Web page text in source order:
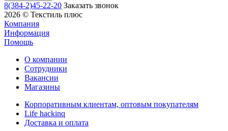
8(384-2)45-22-20 Заказать звонок
2026 © Текстиль плюс
Компания
Информация
Помощь
О компании
Сотрудники
Вакансии
Магазины
Корпоративным клиентам, оптовым покупателям
Life hackinq
Доставка и оплата